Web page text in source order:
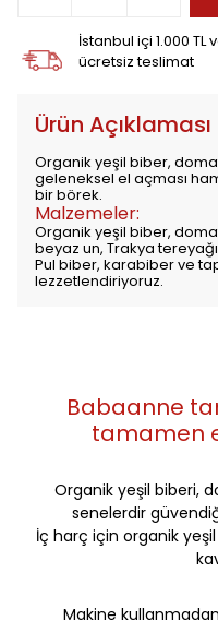
İstanbul içi 1.000
ücretsiz teslimat
Ürün Açıklaması
Organik yeşil biber,
geleneksel el açması
bir börek.
Malzemeler:
Organik yeşil biber,
beyaz un, Trakya
Pul biber, karabiber ve
lezzetlendiriyoruz.
Babaanne
tamamen
Organik yeşil biberi,
senelerdir
İç harç için organik
Makine